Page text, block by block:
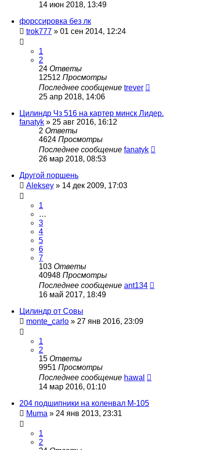
14 июн 2018, 13:49
форссировка без лк
trok777 » 01 сен 2014, 12:24
1
2
24 Ответы
12512 Просмотры
Последнее сообщение trever
25 апр 2018, 14:06
Цилиндр Чз 516 на картер минск Лидер.
fanatyk » 25 авг 2016, 16:12
2 Ответы
4624 Просмотры
Последнее сообщение fanatyk
26 мар 2018, 08:53
Другой поршень
Aleksey » 14 дек 2009, 17:03
1
…
3
4
5
6
7
103 Ответы
40948 Просмотры
Последнее сообщение ant134
16 май 2017, 18:49
Цилиндр от Совы
monte_carlo » 27 янв 2016, 23:09
1
2
15 Ответы
9951 Просмотры
Последнее сообщение hawal
14 мар 2016, 01:10
204 подшипники на коленвал М-105
Muma » 24 янв 2013, 23:31
1
2